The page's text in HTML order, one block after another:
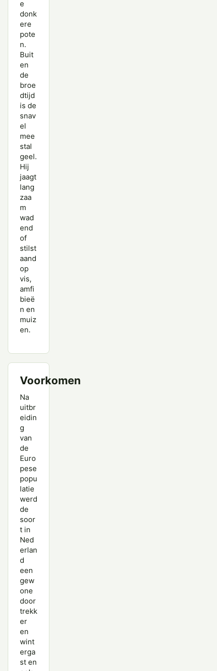
e
donk
ere
pote
n.
Buit
en
de
broe
dtijd
is de
snav
el
mee
stal
geel.
Hij
jaagt
lang
zaa
m
wad
end
of
stilst
aand
op
vis,
amfi
bieë
n en
muiz
en.
Voorkomen
Na
uitbr
eidin
g
van
de
Euro
pese
popu
latie
werd
de
soor
t in
Ned
erlan
d
een
gew
one
door
trekk
er
en
wint
erga
st en